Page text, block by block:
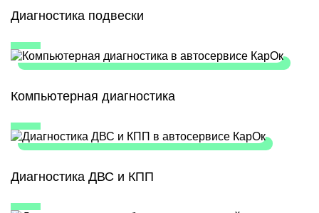
Диагностика подвески
Компьютерная диагностика
Диагностика ДВС и КПП